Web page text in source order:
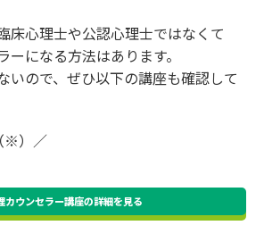
床心理士や公認心理士ではなくて
ーになる方法はあります。
いので、ぜひ以下の講座も確認して
※）／
カウンセラー講座の詳細を見る